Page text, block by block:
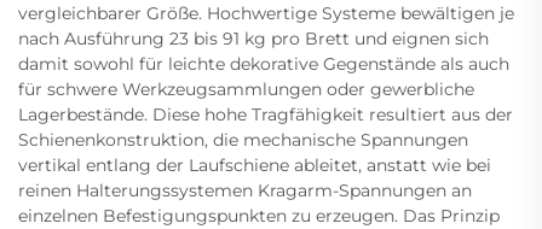
vergleichbarer Größe. Hochwertige Systeme bewältigen je
nach Ausführung 23 bis 91 kg pro Brett und eignen sich
damit sowohl für leichte dekorative Gegenstände als auch
für schwere Werkzeugsammlungen oder gewerbliche
Lagerbestände. Diese hohe Tragfähigkeit resultiert aus der
Schienenkonstruktion, die mechanische Spannungen
vertikal entlang der Laufschiene ableitet, anstatt wie bei
reinen Halterungssystemen Kragarm-Spannungen an
einzelnen Befestigungspunkten zu erzeugen. Das Prinzip